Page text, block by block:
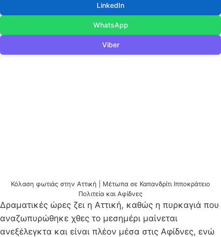
LinkedIn
WhatsApp
Viber
Κόλαση φωτιάς στην Αττική | Μέτωπα σε Καπανδρίτι Ιπποκράτειο
Πολιτεία και Αφίδνες
Δραματικές ώρες ζει η Αττική, καθώς η πυρκαγιά που
αναζωπυρώθηκε χθες το μεσημέρι μαίνεται
ανεξέλεγκτα και είναι πλέον μέσα στις Αφίδνες, ενώ